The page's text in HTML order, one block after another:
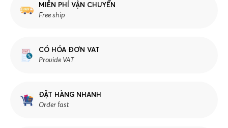
MIỄN PHÍ VẬN CHUYỂN
Free ship
CÓ HÓA ĐƠN VAT
Provide VAT
ĐẶT HÀNG NHANH
Order fast